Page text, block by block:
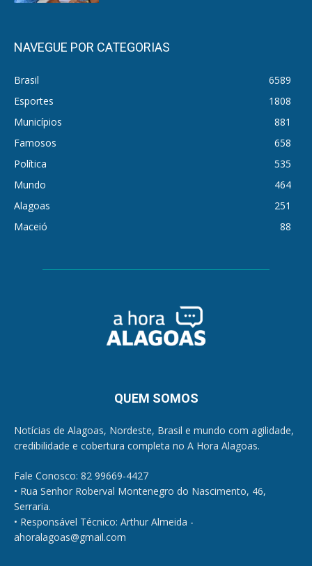
NAVEGUE POR CATEGORIAS
Brasil
6589
Esportes
1808
Municípios
881
Famosos
658
Política
535
Mundo
464
Alagoas
251
Maceió
88
QUEM SOMOS
Notícias de Alagoas, Nordeste, Brasil e mundo com agilidade,
credibilidade e cobertura completa no A Hora Alagoas.
Fale Conosco: 82 99669-4427
• Rua Senhor Roberval Montenegro do Nascimento, 46,
Serraria.
• Responsável Técnico: Arthur Almeida -
ahoralagoas@gmail.com